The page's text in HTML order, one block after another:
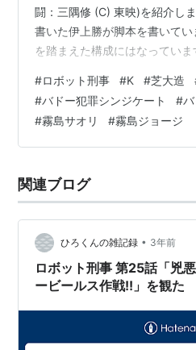
闘：三隅修 (C) 東映)を紹介し
書いた伊上勝が脚本を書いて
を踏まえた構成にはなってい
の中では 野田圭一のナレーシ
ここで新しく発明した原子力限
い、脅迫状を送った。芝刑事は
を保管し、某所に隠した。」
ようです。周りが真っ暗になり
#ロボット刑事 #K #芝大造
#バドー犯罪シンジケート #
#霧島サオリ #霧島ジョージ
関連ブログ
ひろくんの雑記録 • 3年前
ロボット刑事 第25話「兇
ービールス作戦!!」を観た